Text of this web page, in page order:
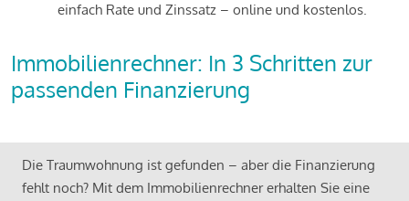
einfach Rate und Zinssatz – online und kostenlos.
Immobilienrechner: In 3 Schritten zur
passenden Finanzierung
Die Traumwohnung ist gefunden – aber die Finanzierung
fehlt noch? Mit dem Immobilienrechner erhalten Sie eine